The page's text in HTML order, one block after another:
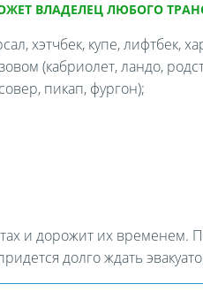
ВЛАДЕЛЕЦ ЛЮБОГО
хэтчбек, купе, лифтбек,
(кабриолет, ландо,
пикап, фургон);
и дорожит их временем.
долго ждать